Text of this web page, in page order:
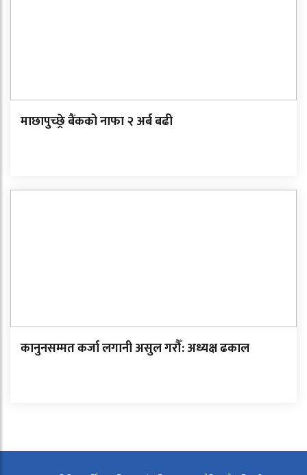
माछापुच्छ्रे बैंकको नाफा २ अर्ब बढी
कानुनसम्मत कर्जा लगानी असुल गरौँ: अध्यक्ष ढकाल